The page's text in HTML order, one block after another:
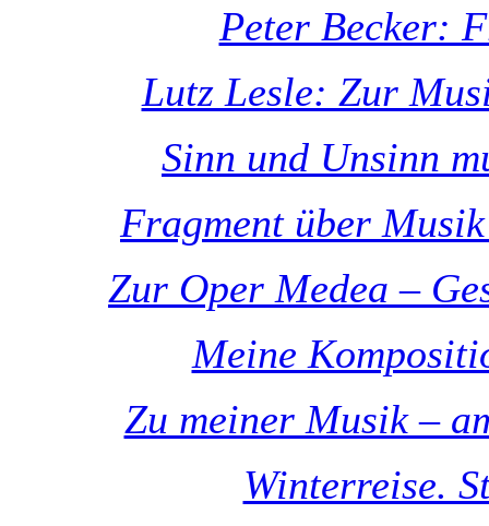
Peter Becker:
Lutz Lesle: Zur
Sinn und Unsinn
Fragment über
Zur Oper Medea –
Meine
Zu meiner Musik –
Winterreise.